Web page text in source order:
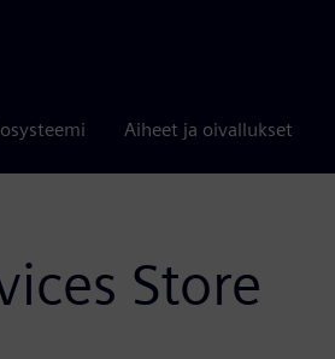
Aiheet ja oivallukset
Store